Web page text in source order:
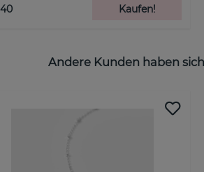
Kaufen!
Andere Kunden haben